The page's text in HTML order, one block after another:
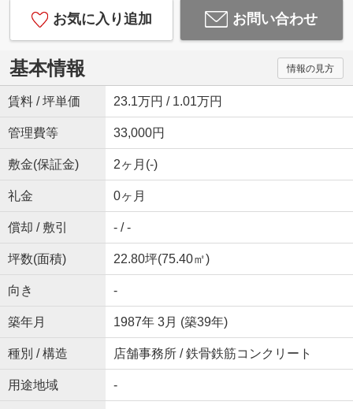
お気に入り追加 お問い合わせ
基本情報 情報の見方
賃料 / 坪単価 23.1万円 / 1.01万円
管理費等 33,000円
敷金(保証金) 2ヶ月(-)
礼金 0ヶ月
償却 / 敷引 - / -
坪数(面積) 22.80坪(75.40㎡)
向き -
築年月 1987年 3月 (築39年)
種別 / 構造 店舗事務所 / 鉄骨鉄筋コンクリート
用途地域 -